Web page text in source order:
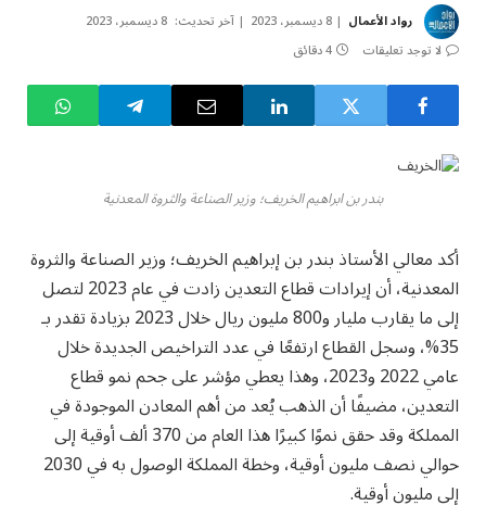
رواد الأعمال 8 ديسمبر، 2023 آخر تحديث: 8 ديسمبر، 2023
لا توجد تعليقات
4 دقائق
بندر بن ابراهيم الخريف؛ وزير الصناعة والثروة المعدنية
أكد معالي الأستاذ بندر بن إبراهيم الخريف؛ وزير الصناعة والثروة
المعدنية، أن إيرادات قطاع التعدين زادت في عام 2023 لتصل
إلى ما يقارب مليار و800 مليون ريال خلال 2023 بزيادة تقدر بـ
35%، وسجل القطاع ارتفعًا في عدد التراخيص الجديدة خلال
عامي 2022 و2023، وهذا يعطي مؤشر على جحم نمو قطاع
التعدين، مضيفًا أن الذهب يُعد من أهم المعادن الموجودة في
المملكة وقد حقق نموًا كبيرًا هذا العام من 370 ألف أوقية إلى
حوالي نصف مليون أوقية، وخطة المملكة الوصول به في 2030
إلى مليون أوقية.